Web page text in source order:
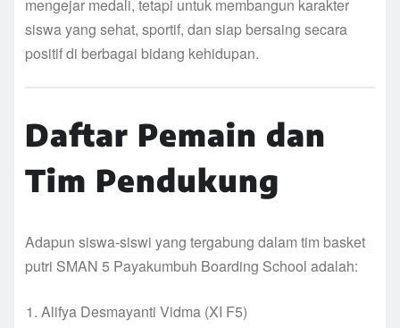
mengejar medali, tetapi untuk membangun karakter
siswa yang sehat, sportif, dan siap bersaing secara
positif di berbagai bidang kehidupan.
Daftar Pemain dan
Tim Pendukung
Adapun siswa-siswi yang tergabung dalam tim basket
putri SMAN 5 Payakumbuh Boarding School adalah:
Alifya Desmayanti Vidma (XI F5)